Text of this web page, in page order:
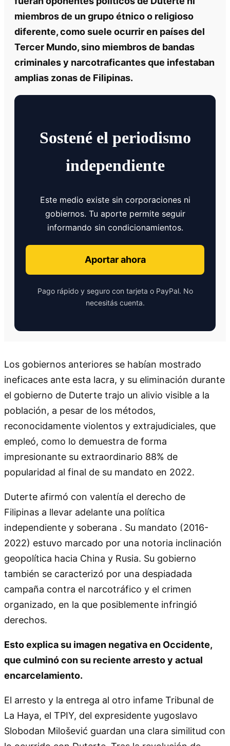
miembros de un grupo étnico o religioso
diferente, como suele ocurrir en países del
Tercer Mundo, sino miembros de bandas
criminales y narcotraficantes que infestaban
amplias zonas de Filipinas.
Sostené el periodismo
independiente
Este medio existe sin corporaciones ni
gobiernos. Tu aporte permite seguir
informando sin condicionamientos.
Aportar ahora
Pago rápido y seguro con tarjeta o PayPal. No
necesitás cuenta.
Los gobiernos anteriores se habían mostrado
ineficaces ante esta lacra, y su eliminación durante
el gobierno de Duterte trajo un alivio visible a la
población, a pesar de los métodos,
reconocidamente violentos y extrajudiciales, que
empleó, como lo demuestra de forma
impresionante su extraordinario 88% de
popularidad al final de su mandato en 2022.
Duterte afirmó con valentía el derecho de
Filipinas a llevar adelante una política
independiente y soberana . Su mandato (2016-
2022) estuvo marcado por una notoria inclinación
geopolítica hacia China y Rusia. Su gobierno
también se caracterizó por una despiadada
campaña contra el narcotráfico y el crimen
organizado, en la que posiblemente infringió
derechos.
Esto explica su imagen negativa en Occidente,
que culminó con su reciente arresto y actual
encarcelamiento.
El arresto y la entrega al otro infame Tribunal de
La Haya, el TPIY, del expresidente yugoslavo
Slobodan Milošević guardan una clara similitud con